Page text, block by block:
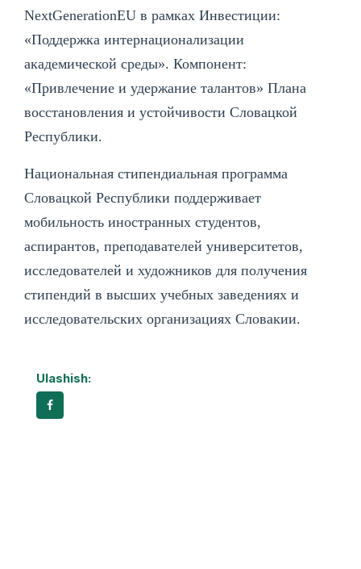
NextGenerationEU в рамках Инвестиции:
«Поддержка интернационализации
академической среды». Компонент:
«Привлечение и удержание талантов» Плана
восстановления и устойчивости Словацкой
Республики.
Национальная стипендиальная программа
Словацкой Республики поддерживает
мобильность иностранных студентов,
аспирантов, преподавателей университетов,
исследователей и художников для получения
стипендий в высших учебных заведениях и
исследовательских организациях Словакии.
Ulashish: